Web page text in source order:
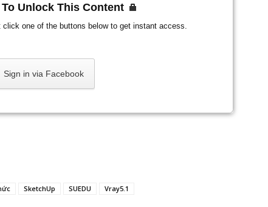
Unlock This Content
one of the buttons below to get instant access.
Sign in via Facebook
SketchUp SUEDU Vray5.1